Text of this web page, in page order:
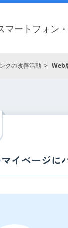
マートフォン
クの改善活動 Web
イページに